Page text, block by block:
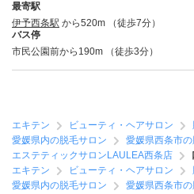
最寄駅
伊予西条駅 から520m （徒歩7分）
バス停
市民公園前から190m （徒歩3分）
エキテン ビューティ・ヘアサロン
愛媛県内の脱毛サロン
愛媛県西条市
エステティックサロンLAULEA西条店
エキテン
ビューティ・ヘアサロン
愛媛県内の脱毛サロン
愛媛県西条市